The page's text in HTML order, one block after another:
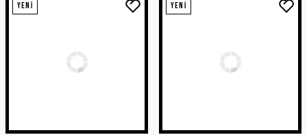
MIRKA
YENİ
YENİ YENİ